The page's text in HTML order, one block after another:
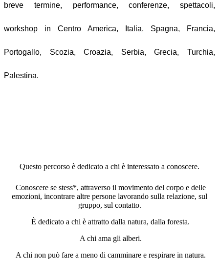
breve termine, performance, conferenze, spettacoli,
workshop in Centro America, Italia, Spagna, Francia,
Portogallo, Scozia, Croazia, Serbia, Grecia, Turchia,
Palestina.
Questo percorso è dedicato a chi è interessato a conoscere.
Conoscere se stess*, attraverso il movimento del corpo e delle
emozioni, incontrare altre persone lavorando sulla relazione, sul
gruppo, sul contatto.
È dedicato a chi è attratto dalla natura, dalla foresta.
A chi ama gli alberi.
A chi non può fare a meno di camminare e respirare in natura.